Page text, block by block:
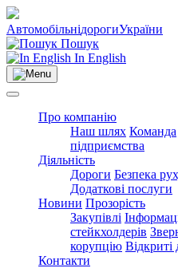
АвтомобільнідорогиУкраїни
Пошук
In English
Про компанію
Наш шлях Команда
підприємства
Діяльність
Дороги Безпека
Додаткові послуги
Новини Прозорість
Закупівлі
стейкхолдерів
корупцію Відкриті
Контакти